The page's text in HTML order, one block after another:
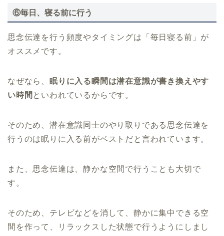
⑥毎日、寝る前に行う
思念伝達を行う頻度やタイミングは「毎日寝る前」が
オススメです。
なぜなら、 眠りに入る瞬間は潜在意識が書き換えやす
い時間 といわれているからです。
そのため、潜在意識同士のやり取りである思念伝達を
行うのは眠りに入る前がベストだと言われています。
また、思念伝達は、静かな空間で行うことも大切で
す。
そのため、テレビなどを消して、静かに集中できる空
間を作って、リラックスした状態で行うようにしまし